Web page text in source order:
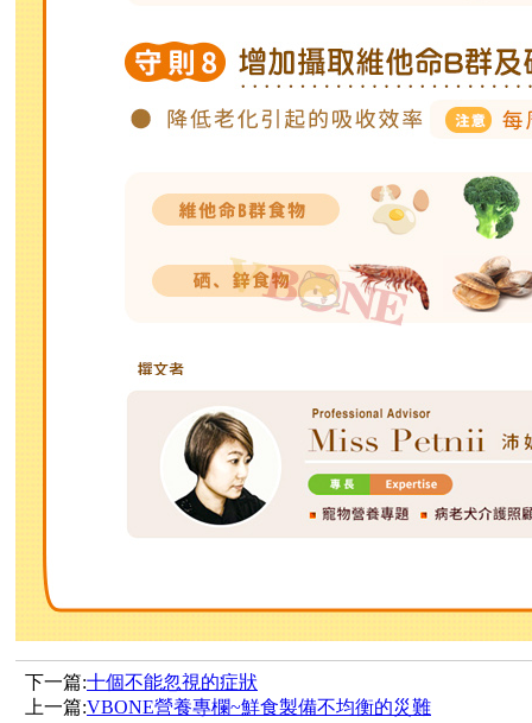
下一篇:十個不能忽視的症狀
上一篇:VBONE營養專欄~鮮食製備不均衡的災難